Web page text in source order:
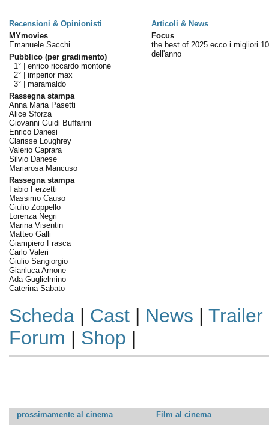
Recensioni & Opinionisti
Articoli & News
MYmovies
Emanuele Sacchi
Pubblico (per gradimento)
1° | enrico riccardo montone
2° | imperior max
3° | maramaldo
Rassegna stampa
Anna Maria Pasetti
Alice Sforza
Giovanni Guidi Buffarini
Enrico Danesi
Clarisse Loughrey
Valerio Caprara
Silvio Danese
Mariarosa Mancuso
Rassegna stampa
Fabio Ferzetti
Massimo Causo
Giulio Zoppello
Lorenza Negri
Marina Visentin
Matteo Galli
Giampiero Frasca
Carlo Valeri
Giulio Sangiorgio
Gianluca Arnone
Ada Guglielmino
Caterina Sabato
Focus
the best of 2025 ecco i migliori
dell'anno
Scheda| Cast| News | Trailer
Forum | Shop |
prossimamente al cinema
Film al cinema